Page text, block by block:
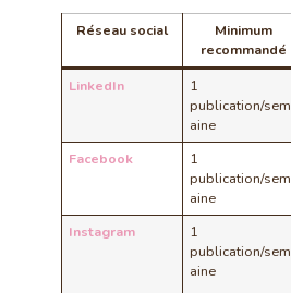
Réseau social
Minimum
recommandé
LinkedIn
1
publication/sem
aine
Facebook
1
publication/sem
aine
Instagram
1
publication/sem
aine